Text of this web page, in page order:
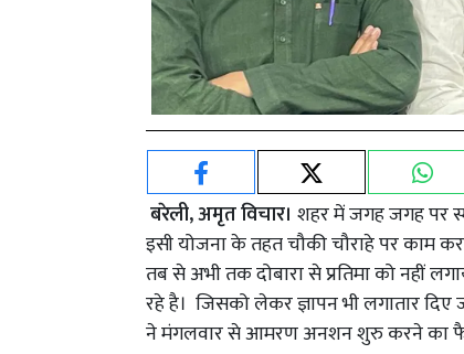
बरेली, अमृत विचार। शहर में जगह जगह पर
इसी योजना के तहत चौकी चौराहे पर काम
तब से अभी तक दोबारा से प्रतिमा को नहीं
रहे है। जिसको लेकर ज्ञापन भी लगातार दिए
ने मंगलवार से आमरण अनशन शुरु करने का